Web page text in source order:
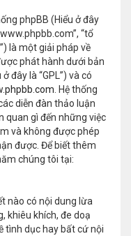
phpBB (Hiểu ở đây
“tổ
là một giải pháp về
phát hành dưới bản
ở đây là “GPL”) và có
. Hệ thống
diễn đàn thảo luận
quan gì đến những việc
và không được phép
được. Để biết thêm
chúng tôi tại:
nào có nội dung lừa
khiêu khích, đe doạ
tình dục hay bất cứ nội